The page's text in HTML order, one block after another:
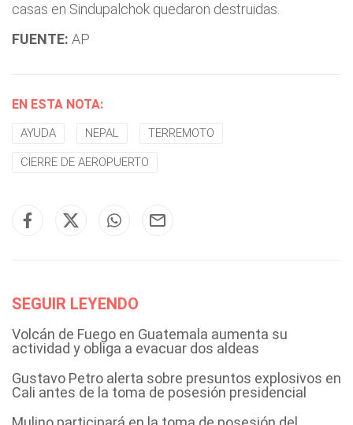
casas en Sindupalchok quedaron destruidas.
FUENTE: AP
EN ESTA NOTA:
AYUDA NEPAL TERREMOTO
CIERRE DE AEROPUERTO
SEGUIR LEYENDO
Volcán de Fuego en Guatemala aumenta su
actividad y obliga a evacuar dos aldeas
Gustavo Petro alerta sobre presuntos explosivos en
Cali antes de la toma de posesión presidencial